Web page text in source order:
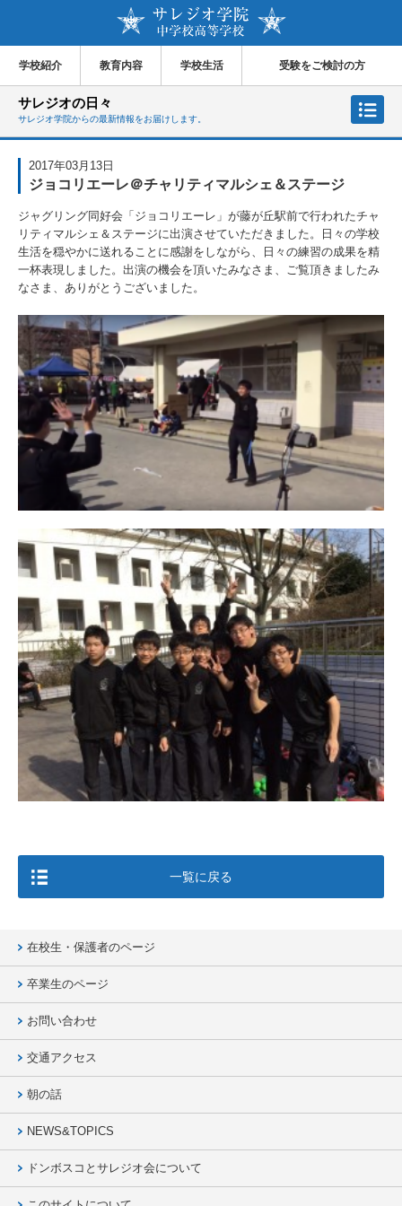
学校紹介 教育内容 学校生活 受験をご検討の方
サレジオの日々
サレジオ学院からの最新情報をお届けします。
2017年03月13日
ジョコリエーレ＠チャリティマルシェ＆ステージ
ジャグリング同好会「ジョコリエーレ」が藤が丘駅前で行われたチャ
リティマルシェ＆ステージに出演させていただきました。日々の学校
生活を穏やかに送れることに感謝をしながら、日々の練習の成果を精
一杯表現しました。出演の機会を頂いたみなさま、ご覧頂きましたみ
なさま、ありがとうございました。
一覧に戻る
在校生・保護者のページ
卒業生のページ
お問い合わせ
交通アクセス
朝の話
NEWS&TOPICS
ドンボスコとサレジオ会について